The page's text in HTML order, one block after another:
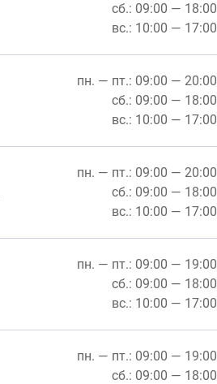
сб.: 09:00 — 18:00
вс.: 10:00 — 17:00
пн. — пт.: 09:00 — 20:00
сб.: 09:00 — 18:00
вс.: 10:00 — 17:00
пн. — пт.: 09:00 — 20:00
сб.: 09:00 — 18:00
вс.: 10:00 — 17:00
пн. — пт.: 09:00 — 19:00
сб.: 09:00 — 18:00
вс.: 10:00 — 17:00
пн. — пт.: 09:00 — 19:00
сб.: 09:00 — 18:00